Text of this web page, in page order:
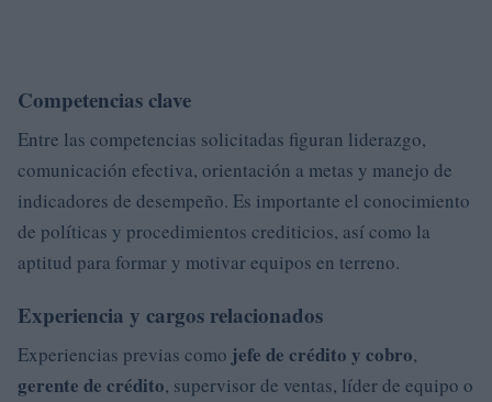
Competencias clave
Entre las competencias solicitadas figuran liderazgo,
comunicación efectiva, orientación a metas y manejo de
indicadores de desempeño. Es importante el conocimiento
de políticas y procedimientos crediticios, así como la
aptitud para formar y motivar equipos en terreno.
Experiencia y cargos relacionados
Experiencias previas como jefe de crédito y cobro,
gerente de crédito, supervisor de ventas, líder de equipo o